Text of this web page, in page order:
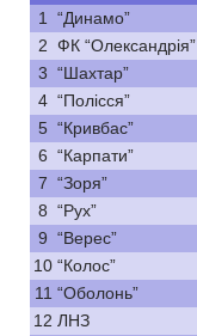
1
“Динамо”
2 ФК “Олександрія”
3 “Шахтар”
4 “Полісся”
5 “Кривбас”
6 “Карпати”
7 “Зоря”
8 “Рух”
9 “Верес”
10 “Колос”
11 “Оболонь”
12 ЛНЗ